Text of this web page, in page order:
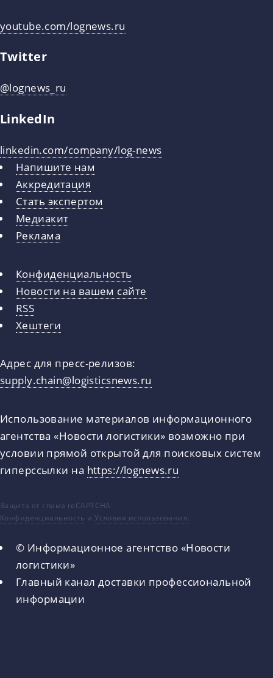
youtube.com/lognews.ru
Twitter
@lognews_ru
LinkedIn
linkedin.com/company/log-news
Напишите нам
Аккредитация
Стать экспертом
Медиакит
Реклама
Конфиденциальность
Новости на вашем сайте
RSS
Хештеги
Адрес для пресс-релизов:
supply.chain@logisticsnews.ru
Использование материалов информационного
агентства «Новости логистики» возможно при
условии прямой открытой для поисковых систем
гиперссылки на https://lognews.ru
Защита от спама reCAPTCHA
Конфиденциальность иУсловия использования.
© Информационное агентство «Новости
логистики»
Главный канал доставки профессиональной
информации